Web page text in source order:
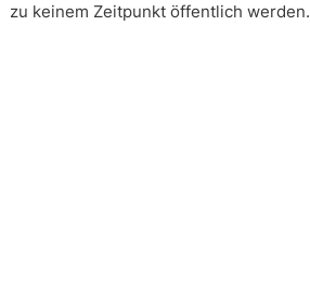
zu keinem Zeitpunkt öffentlich werden.